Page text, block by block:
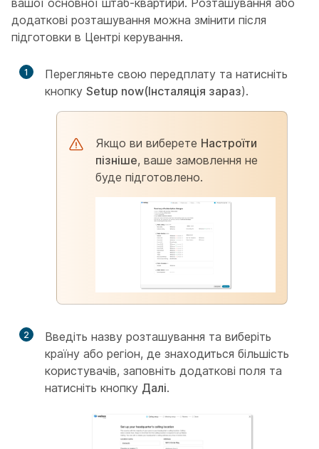
вашої основної штаб-квартири. Розташування або
додаткові розташування можна змінити після
підготовки в Центрі керування.
1
Перегляньте свою передплату та натисніть
кнопку Setup now(Інсталяція зараз).
Якщо ви виберете Настроїти
пізніше, ваше замовлення не
буде підготовлено.
2
Введіть назву розташування та виберіть
країну або регіон, де знаходиться більшість
користувачів, заповніть додаткові поля та
натисніть кнопку Далі.